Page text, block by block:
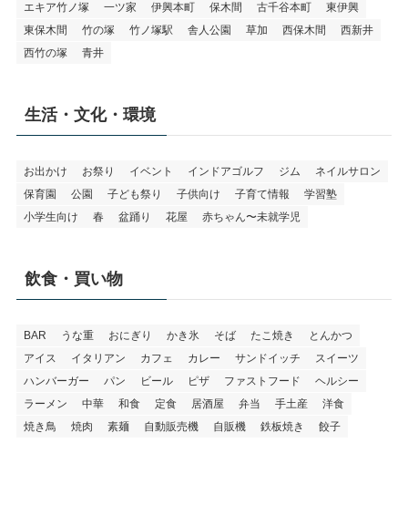
エキア竹ノ塚 一ツ家 伊興本町 保木間 古千谷本町
東伊興
東保木間
竹の塚 竹ノ塚駅 舎人公園 草加 西保木間
西新井
西竹の塚
青井
生活・文化・環境
お出かけ お祭り イベント インドアゴルフ ジム
ネイルサロン
保育園
公園 子ども祭り 子供向け 子育て情報
学習塾
小学生向け
春 盆踊り 花屋 赤ちゃん〜未就学児
飲食・買い物
BAR うな重 おにぎり かき氷 そば たこ焼き
とんかつ
アイス
イタリアン カフェ カレー サンドイッチ
スイーツ
ハンバーガー
パン ビール ピザ ファストフード
ヘルシー
ラーメン
中華 和食 定食 居酒屋 弁当 手土産
洋食
焼き鳥
焼肉 素麺 自動販売機 自販機 鉄板焼き 餃子